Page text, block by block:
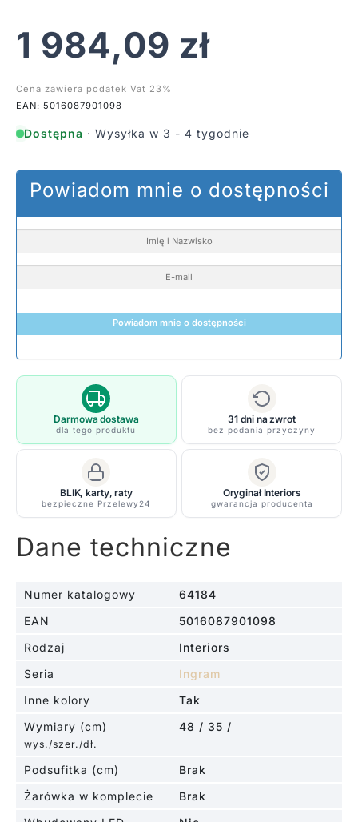
1 984,09 zł
Cena zawiera podatek Vat 23%
EAN: 5016087901098
Dostępna · Wysyłka w 3 - 4 tygodnie
Powiadom mnie o dostępności
Powiadom mnie o dostępności
Darmowa dostawa
dla tego produktu
31 dni na zwrot
bez podania przyczyny
BLIK, karty, raty
bezpieczne Przelewy24
Oryginał Interiors
gwarancja producenta
Dane techniczne
Numer katalogowy
64184
EAN
5016087901098
Rodzaj
Interiors
Seria
Ingram
Inne kolory
Tak
Wymiary (cm)
wys./szer./dł.
48 / 35 /
Podsufitka (cm)
Brak
Żarówka w komplecie
Brak